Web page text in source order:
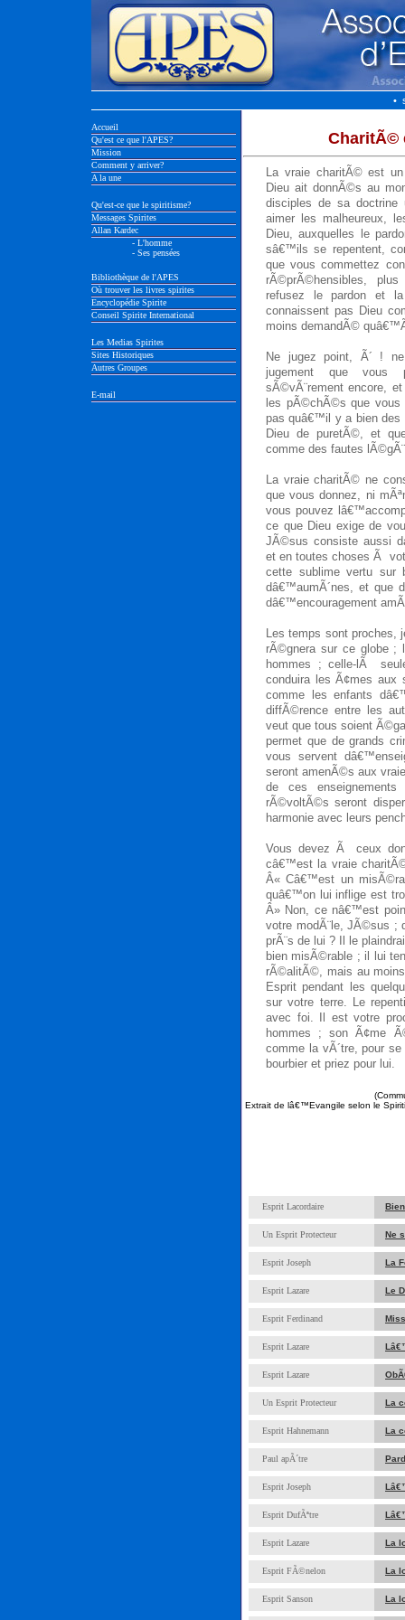
•
Accueil
Qu'est ce que l'APES?
Mission
Comment y arriver?
A la une
Qu'est-ce que le spiritisme?
Messages Spirites
Allan Kardec
- L'homme
- Ses pensées
Bibliothèque de l'APES
Où trouver les livres spirites
Encyclopédie Spirite
Conseil Spirite International
Les Medias Spirites
Sites Historiques
Autres Groupes
E-mail
CharitÃ©
La vraie charitÃ© est
Dieu ait donnÃ©s au
disciples de sa doctrine
aimer les malheureux,
Dieu, auxquelles le
sâ€™ils se repentent,
que vous commettez
rÃ©prÃ©hensibles,
refusez le pardon et
connaissent pas Dieu
moins demandÃ©
Ne jugez point, Ã´ !
jugement que vous
sÃ©vÃ¨rement encore,
les pÃ©chÃ©s que vous
pas quâ€™il y a bien des
Dieu de puretÃ©, et
comme des fautes
La vraie charitÃ© ne
que vous donnez, ni
vous pouvez
ce que Dieu exige de
JÃ©sus consiste aussi
et en toutes choses Ã
cette sublime vertu sur
dâ€™aumÃ´nes, et que
dâ€™encouragement
Les temps sont proches,
rÃ©gnera sur ce globe ;
hommes ; celle-lÃ
conduira les Ã¢mes aux
comme les enfants
diffÃ©rence entre les
veut que tous soient
permet que de grands
vous servent
seront amenÃ©s aux
de ces
rÃ©voltÃ©s seront
harmonie avec leurs
Vous devez Ã ceux
câ€™est la vraie
Â« Câ€™est un
quâ€™on lui inflige est
Â» Non, ce nâ€™est
votre modÃ¨le, JÃ©sus ;
prÃ¨s de lui ? Il le
bien misÃ©rable ; il lui
rÃ©alitÃ©, mais au
Esprit pendant les
sur votre terre. Le
avec foi. Il est votre
hommes ; son Ã¢me
comme la vÃ´tre, pour
bourbier et priez pour lui.
Extrait de lâ€™Evangile selon le
Esprit Lacordaire
Un Esprit Protecteur Ne
Esprit Joseph La
Esprit Lazare Le
Esprit Ferdinand
Esprit Lazare
Esprit Lazare
Un Esprit Protecteur La
Esprit Hahnemann La
Paul apÃ´tre
Esprit Joseph
Esprit DufÃªtre
Esprit Lazare La
Esprit FÃ©nelon La
Esprit Sanson La